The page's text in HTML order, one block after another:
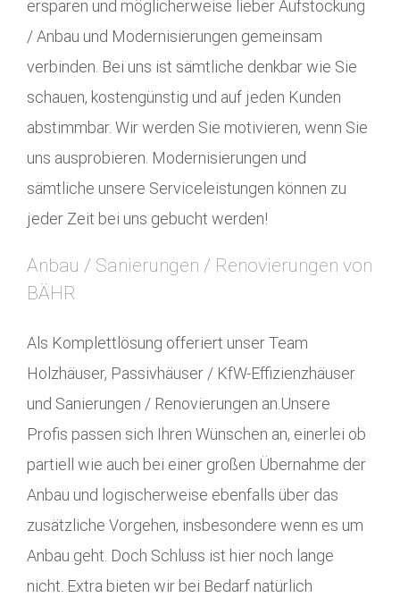
ersparen und möglicherweise lieber Aufstockung
/ Anbau und Modernisierungen gemeinsam
verbinden. Bei uns ist sämtliche denkbar wie Sie
schauen, kostengünstig und auf jeden Kunden
abstimmbar. Wir werden Sie motivieren, wenn Sie
uns ausprobieren. Modernisierungen und
sämtliche unsere Serviceleistungen können zu
jeder Zeit bei uns gebucht werden!
Anbau / Sanierungen / Renovierungen von
BÄHR
Als Komplettlösung offeriert unser Team
Holzhäuser, Passivhäuser / KfW-Effizienzhäuser
und Sanierungen / Renovierungen an.Unsere
Profis passen sich Ihren Wünschen an, einerlei ob
partiell wie auch bei einer großen Übernahme der
Anbau und logischerweise ebenfalls über das
zusätzliche Vorgehen, insbesondere wenn es um
Anbau geht. Doch Schluss ist hier noch lange
nicht. Extra bieten wir bei Bedarf natürlich